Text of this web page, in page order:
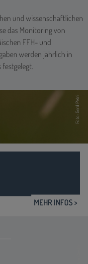
und wissenschaftlichen
das Monitoring von
FFH- und
werden jährlich in
Foto: Jasmin Mantilla
MEHR INFOS >